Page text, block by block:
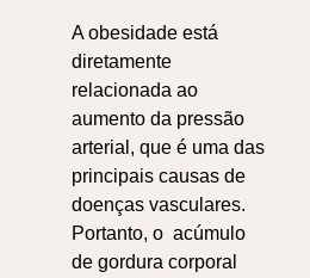
A obesidade está
diretamente
relacionada ao
aumento da pressão
arterial, que é uma das
principais causas de
doenças vasculares.
Portanto, o acúmulo
de gordura corporal